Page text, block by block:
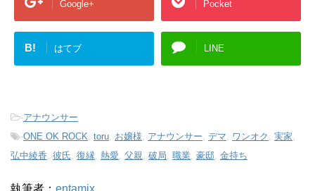
Google+ Pocket
B! はてブ LINE
-アナウンサー
-ONE OK ROCK toru お嬢様 アナウンサー デマ ワンオク 実家
弘中綾香 彼氏 復縁 熱愛 父親 破局 職業 豪邸 金持ち
執筆者： entamix